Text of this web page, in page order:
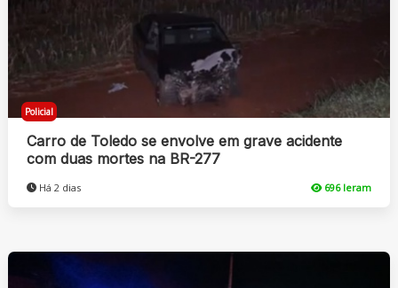
Policial
Carro de Toledo se envolve em grave acidente
com duas mortes na BR-277
Há 2 dias 696 leram